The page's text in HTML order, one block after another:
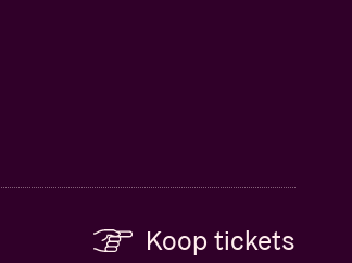
Koop tickets